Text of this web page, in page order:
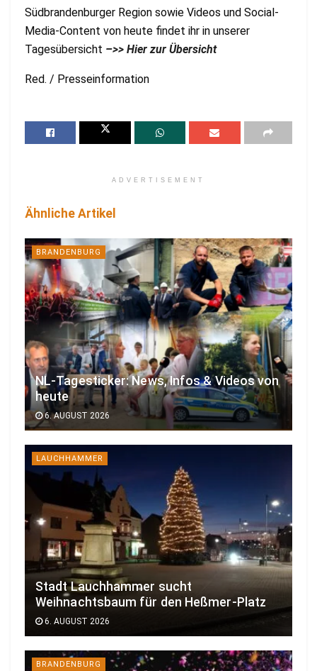
Südbrandenburger Region sowie Videos und Social-
Media-Content von heute findet ihr in unserer
Tagesübersicht –>> Hier zur Übersicht
Red. / Presseinformation
ADVERTISEMENT
Ähnliche Artikel
BRANDENBURG
NL-Tagesticker: News, Infos & Videos von
heute
6. AUGUST 2026
LAUCHHAMMER
Stadt Lauchhammer sucht
Weihnachtsbaum für den Heßmer-Platz
6. AUGUST 2026
BRANDENBURG